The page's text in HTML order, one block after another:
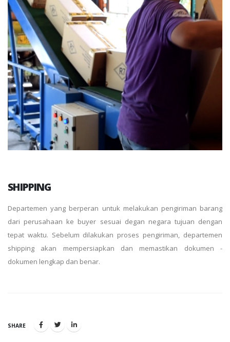
SHIPPING
Departemen yang berperan untuk melakukan pengiriman barang
dari perusahaan ke buyer sesuai degan negara tujuan dengan
tepat waktu. Sebelum dilakukan proses pengiriman, departemen
shipping akan mempersiapkan dan memastikan dokumen -
dokumen lengkap dan benar.
SHARE